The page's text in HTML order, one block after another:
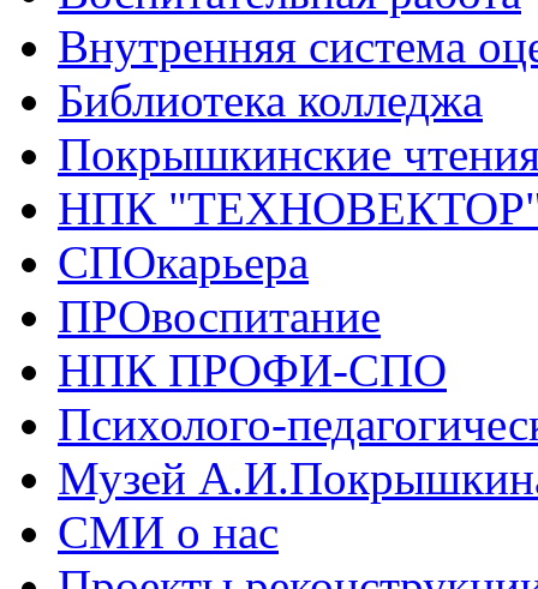
Внутренняя система
Библиотека колледжа
Покрышкинские
НПК
СПОкарьера
ПРОвоспитание
НПК ПРОФИ-СПО
Психолого-
Музей
СМИ о нас